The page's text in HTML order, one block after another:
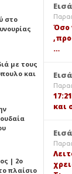
στο
με τους
και
| 2ο
πλαίσιο
Όσο
…
και